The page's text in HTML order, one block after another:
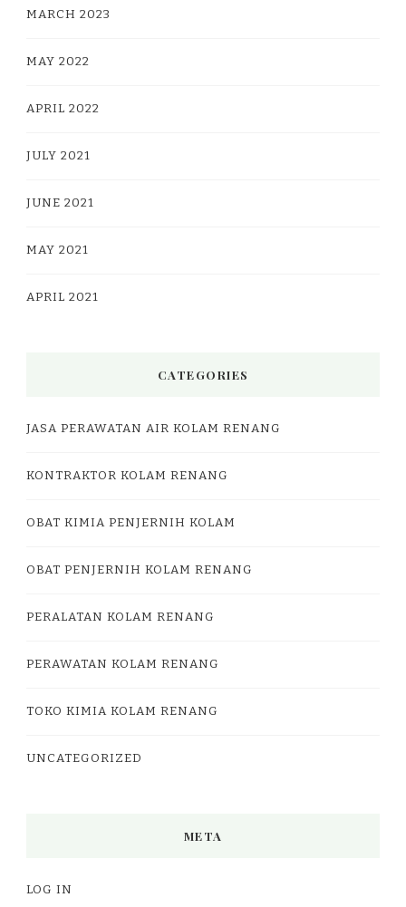
MARCH 2023
MAY 2022
APRIL 2022
JULY 2021
JUNE 2021
MAY 2021
APRIL 2021
CATEGORIES
JASA PERAWATAN AIR KOLAM RENANG
KONTRAKTOR KOLAM RENANG
OBAT KIMIA PENJERNIH KOLAM
OBAT PENJERNIH KOLAM RENANG
PERALATAN KOLAM RENANG
PERAWATAN KOLAM RENANG
TOKO KIMIA KOLAM RENANG
UNCATEGORIZED
META
LOG IN